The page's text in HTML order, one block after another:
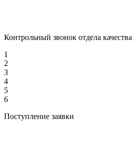
Контрольный звонок отдела качества
1
2
3
4
5
6
Поступление заявки